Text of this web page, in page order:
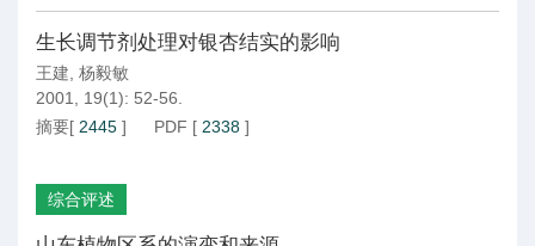
生长调节剂处理对银杏结实的影响
王建 杨毅敏
2001, 19(1): 52-56.
摘要[ 2445 ] PDF [ 2338 ]
综合评述